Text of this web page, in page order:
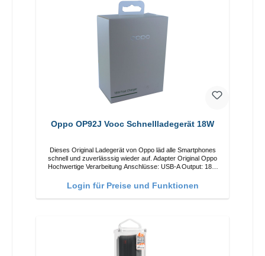
Oppo OP92J Vooc Schnellladegerät 18W
Dieses Original Ladegerät von Oppo läd alle Smartphones
schnell und zuverlässsig wieder auf. Adapter Original Oppo
Hochwertige Verarbeitung Anschlüsse: USB-A Output: 18W
Login für Preise und Funktionen